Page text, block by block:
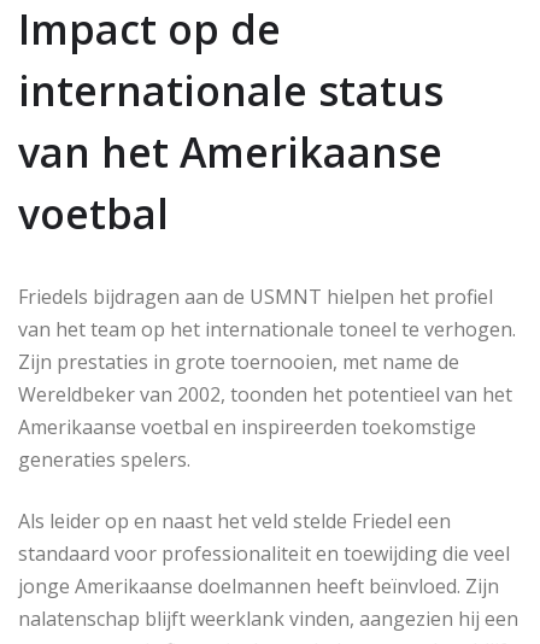
Impact op de
internationale status
van het Amerikaanse
voetbal
Friedels bijdragen aan de USMNT hielpen het profiel
van het team op het internationale toneel te verhogen.
Zijn prestaties in grote toernooien, met name de
Wereldbeker van 2002, toonden het potentieel van het
Amerikaanse voetbal en inspireerden toekomstige
generaties spelers.
Als leider op en naast het veld stelde Friedel een
standaard voor professionaliteit en toewijding die veel
jonge Amerikaanse doelmannen heeft beïnvloed. Zijn
nalatenschap blijft weerklank vinden, aangezien hij een